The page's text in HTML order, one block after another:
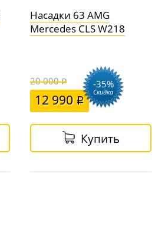
Насадки 63 AMG
Mercedes CLS W218
20 000
12 990
-35%
Скидка
Купить